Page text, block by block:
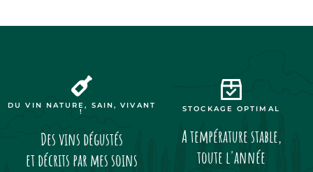
DU VIN NATURE, SAIN, VIVANT
!
Des vins dégustés
et décrits par mes soins
STOCKAGE OPTIMAL
A température stable,
toute l'année